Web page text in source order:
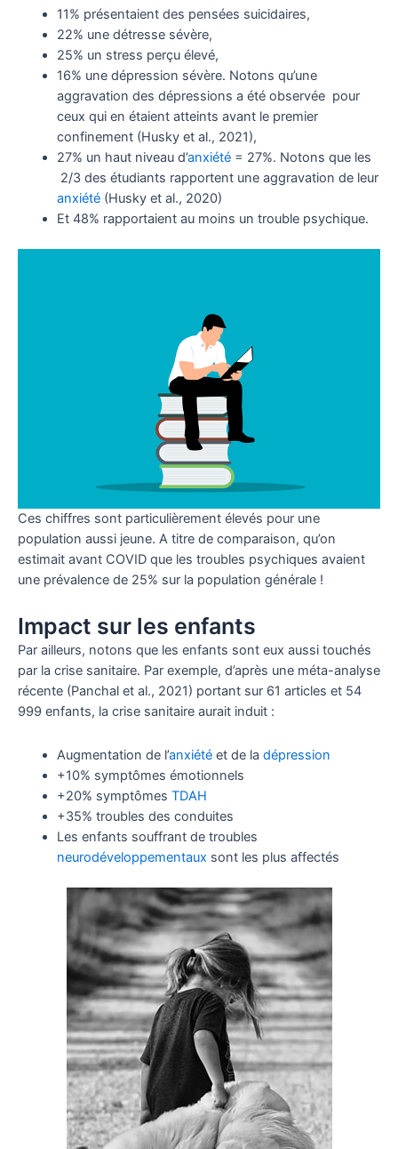
11% présentaient des pensées suicidaires,
22% une détresse sévère,
25% un stress perçu élevé,
16% une dépression sévère. Notons qu’une
aggravation des dépressions a été observée pour
ceux qui en étaient atteints avant le premier
confinement (Husky et al., 2021),
27% un haut niveau d’anxiété= 27%. Notons que les
2/3 des étudiants rapportent une aggravation de leur
anxiété(Husky et al., 2020)
Et 48% rapportaient au moins un trouble psychique.
Ces chiffres sont particulièrement élevés pour une
population aussi jeune. A titre de comparaison, qu’on
estimait avant COVID que les troubles psychiques avaient
une prévalence de 25% sur la population générale !
Impact sur les enfants
Par ailleurs, notons que les enfants sont eux aussi touchés
par la crise sanitaire. Par exemple, d’après une méta-analyse
récente (Panchal et al., 2021) portant sur 61 articles et 54
999 enfants, la crise sanitaire aurait induit :
Augmentation de l’anxiétéet de la dépression
+10% symptômes émotionnels
+20% symptômes TDAH
+35% troubles des conduites
Les enfants souffrant de troubles
neurodéveloppementaux sont les plus affectés